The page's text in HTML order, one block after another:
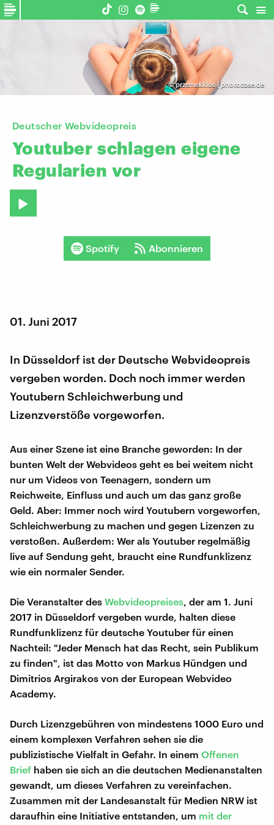
©przemekklos | photocase.de
Deutscher Webvideopreis
Youtuber schlagen eigene
Regularien vor
Spotify Abonnieren
01. Juni 2017
In Düsseldorf ist der Deutsche Webvideopreis
vergeben worden. Doch noch immer werden
Youtubern Schleichwerbung und
Lizenzverstöße vorgeworfen.
Aus einer Szene ist eine Branche geworden: In der
bunten Welt der Webvideos geht es bei weitem nicht
nur um Videos von Teenagern, sondern um
Reichweite, Einfluss und auch um das ganz große
Geld. Aber: Immer noch wird Youtubern vorgeworfen,
Schleichwerbung zu machen und gegen Lizenzen zu
verstoßen. Außerdem: Wer als Youtuber regelmäßig
live auf Sendung geht, braucht eine Rundfunklizenz
wie ein normaler Sender.
Die Veranstalter des Webvideopreises , der am 1. Juni
2017 in Düsseldorf vergeben wurde, halten diese
Rundfunklizenz für deutsche Youtuber für einen
Nachteil: "Jeder Mensch hat das Recht, sein Publikum
zu finden", ist das Motto von Markus Hündgen und
Dimitrios Argirakos von der European Webvideo
Academy.
Durch Lizenzgebühren von mindestens 1000 Euro und
einem komplexen Verfahren sehen sie die
publizistische Vielfalt in Gefahr. In einem Offenen
Brief haben sie sich an die deutschen Medienanstalten
gewandt, um dieses Verfahren zu vereinfachen.
Zusammen mit der Landesanstalt für Medien NRW ist
daraufhin eine Initiative entstanden, um mit der